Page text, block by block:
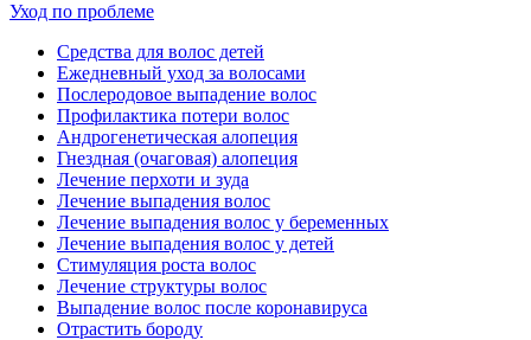
Уход по проблеме
Средства для волос детей
Ежедневный уход за волосами
Послеродовое выпадение волос
Профилактика потери волос
Андрогенетическая алопеция
Гнездная (очаговая) алопеция
Лечение перхоти и зуда
Лечение выпадения волос
Лечение выпадения волос у беременных
Лечение выпадения волос у детей
Стимуляция роста волос
Лечение структуры волос
Выпадение волос после коронавируса
Отрастить бороду